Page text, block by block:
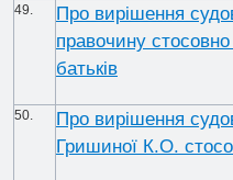
49.
Про вирішення
правочину
батьків
50.
Про вирішення
Гришиної К.О.